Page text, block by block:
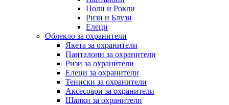
Поли и Рокли
Ризи и Блузи
Елеци
Облекло за охранители
Якета за охранители
Панталони за охранители
Ризи за охранители
Елеци за охранители
Тениски за охранители
Аксесоари за охранители
Шапки за охранители